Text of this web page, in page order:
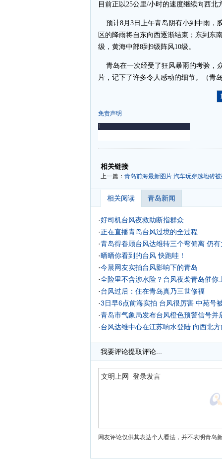
目前正以25公里/小时的速度继续向西北
预计8月3日上午青岛阴有小到中雨，
区的降雨将自东向西逐渐结束；东到东
级，黄海中部8到9级阵风10级。
青岛在一次经受了狂风暴雨的考验，
片，记下了许多令人感动的细节。（青
免责声明
-
相关链接
上一篇： 青岛前海最新图片 汽车玩穿越地砖
相关阅读 青岛新闻
·好司机台风夜救助断指群众
·正在直播青岛台风过境的全过程
·青岛得眷顾台风达维转三个弯偏离 仍有
·晒晒你看到的台风 快跑哇！
·今晨网友实拍台风影响下的青岛
·全险里不含涉水险？台风夜袭青岛催你
·台风过后：住在青岛真乃三世修福
·3日早6点前海实拍 台风很厉害 中苑号
·青岛市气象局发布台风橙色预警信号并
·台风达维中心在江苏响水登陆 向西北
我要评论提取评论...
网友评论仅供其表达个人看法，并不表明青岛